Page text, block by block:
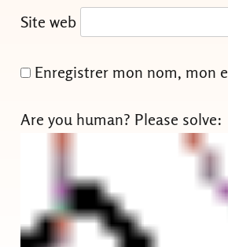
Site web
Enregistrer mon nom, mon
Are you human? Please solve: